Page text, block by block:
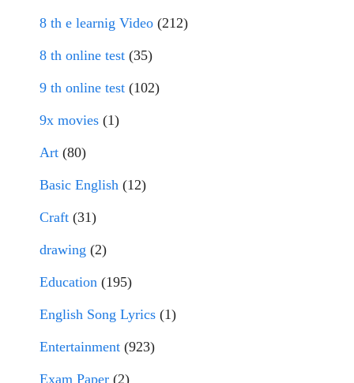
8 th e learnig Video (212)
8 th online test (35)
9 th online test (102)
9x movies (1)
Art (80)
Basic English (12)
Craft (31)
drawing (2)
Education (195)
English Song Lyrics (1)
Entertainment (923)
Exam Paper (2)